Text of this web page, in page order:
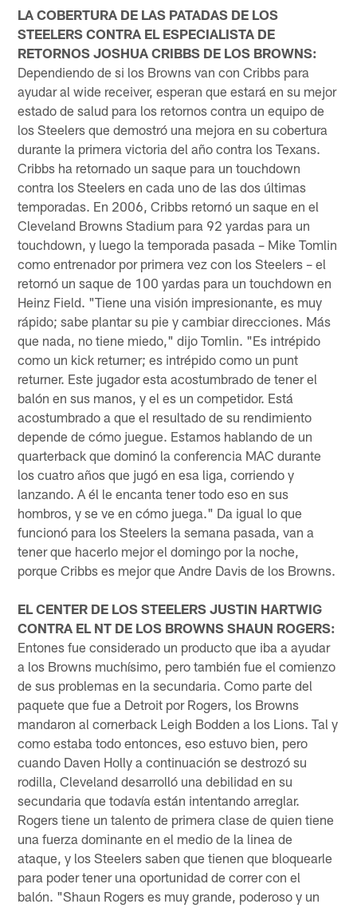
LA COBERTURA DE LAS PATADAS DE LOS
STEELERS CONTRA EL ESPECIALISTA DE
RETORNOS JOSHUA CRIBBS DE LOS BROWNS:
Dependiendo de si los Browns van con Cribbs para
ayudar al wide receiver, esperan que estará en su mejor
estado de salud para los retornos contra un equipo de
los Steelers que demostró una mejora en su cobertura
durante la primera victoria del año contra los Texans.
Cribbs ha retornado un saque para un touchdown
contra los Steelers en cada uno de las dos últimas
temporadas. En 2006, Cribbs retornó un saque en el
Cleveland Browns Stadium para 92 yardas para un
touchdown, y luego la temporada pasada – Mike Tomlin
como entrenador por primera vez con los Steelers – el
retornó un saque de 100 yardas para un touchdown en
Heinz Field. "Tiene una visión impresionante, es muy
rápido; sabe plantar su pie y cambiar direcciones. Más
que nada, no tiene miedo," dijo Tomlin. "Es intrépido
como un kick returner; es intrépido como un punt
returner. Este jugador esta acostumbrado de tener el
balón en sus manos, y el es un competidor. Está
acostumbrado a que el resultado de su rendimiento
depende de cómo juegue. Estamos hablando de un
quarterback que dominó la conferencia MAC durante
los cuatro años que jugó en esa liga, corriendo y
lanzando. A él le encanta tener todo eso en sus
hombros, y se ve en cómo juega." Da igual lo que
funcionó para los Steelers la semana pasada, van a
tener que hacerlo mejor el domingo por la noche,
porque Cribbs es mejor que Andre Davis de los Browns.
EL CENTER DE LOS STEELERS JUSTIN HARTWIG
CONTRA EL NT DE LOS BROWNS SHAUN ROGERS:
Entones fue considerado un producto que iba a ayudar
a los Browns muchísimo, pero también fue el comienzo
de sus problemas en la secundaria. Como parte del
paquete que fue a Detroit por Rogers, los Browns
mandaron al cornerback Leigh Bodden a los Lions. Tal y
como estaba todo entonces, eso estuvo bien, pero
cuando Daven Holly a continuación se destrozó su
rodilla, Cleveland desarrolló una debilidad en su
secundaria que todavía están intentando arreglar.
Rogers tiene un talento de primera clase de quien tiene
una fuerza dominante en el medio de la linea de
ataque, y los Steelers saben que tienen que bloquearle
para poder tener una oportunidad de correr con el
balón. "Shaun Rogers es muy grande, poderoso y un